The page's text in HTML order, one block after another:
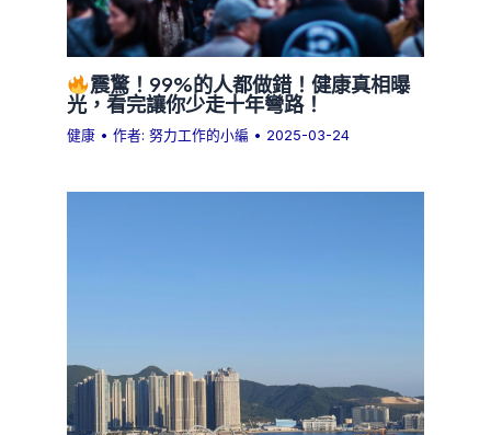
震驚！99%的人都做錯！健康真相曝
光，看完讓你少走十年彎路！
健康 • 作者:努力工作的小編 • 2025-03-24